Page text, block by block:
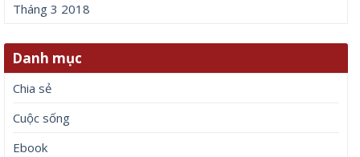
Tháng 3 2018
Danh mục
Chia sẻ
Cuộc sống
Ebook